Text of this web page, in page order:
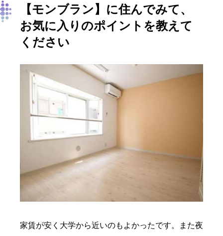
【モンブラン】に住んでみて、
お気に入りのポイントを教えて
ください
家賃が安く大学から近いのもよかったです。また夜